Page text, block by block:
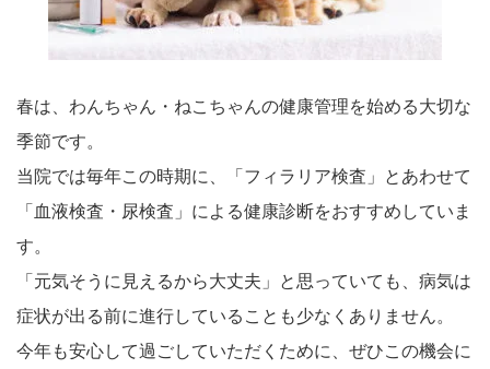
春は、わんちゃん・ねこちゃんの健康管理を始める大切な
季節です。
当院では毎年この時期に、「フィラリア検査」とあわせて
「血液検査・尿検査」による健康診断をおすすめしていま
す。
「元気そうに見えるから大丈夫」と思っていても、病気は
症状が出る前に進行していることも少なくありません。
今年も安心して過ごしていただくために、ぜひこの機会に